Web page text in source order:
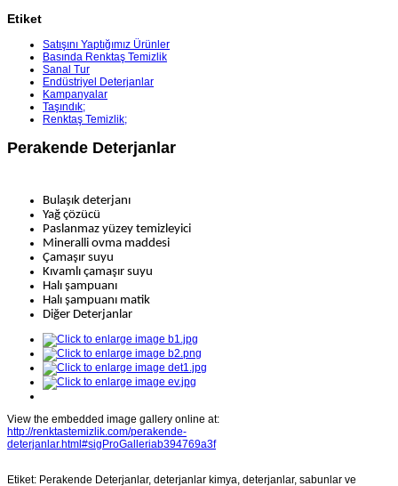
Etiket
Satışını Yaptığımız Ürünler
Basında Renktaş Temizlik
Sanal Tur
Endüstriyel Deterjanlar
Kampanyalar
Taşındık;
Renktaş Temizlik;
Perakende Deterjanlar
Bulaşık deterjanı
Yağ çözücü
Paslanmaz yüzey temizleyici
Mineralli ovma maddesi
Çamaşır suyu
Kıvamlı çamaşır suyu
Halı şampuanı
Halı şampuanı matik
Diğer Deterjanlar
View the embedded image gallery online at:
http://renktastemizlik.com/perakende-
deterjanlar.html#sigProGalleriab394769a3f
Etiket: Perakende Deterjanlar, deterjanlar kimya, deterjanlar, sabunlar ve